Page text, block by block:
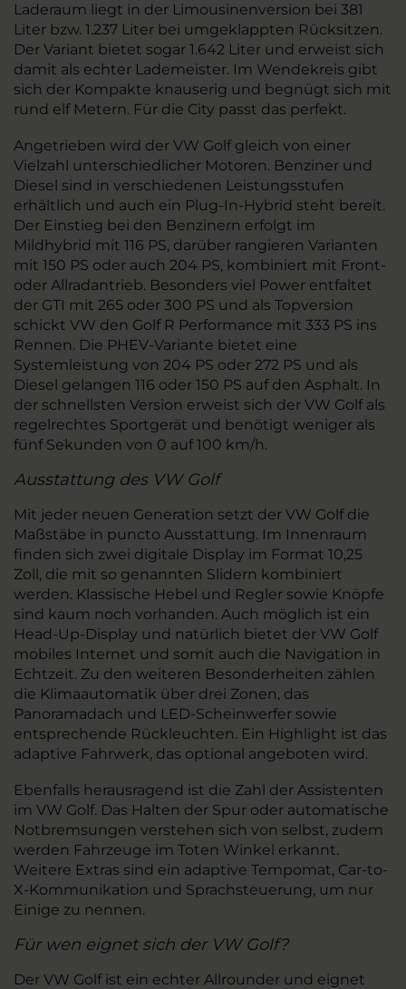
Laderaum liegt in der Limousinenversion bei 381
Liter bzw. 1.237 Liter bei umgeklappten Rücksitzen.
Der Variant bietet sogar 1.642 Liter und erweist sich
damit als echter Lademeister. Im Wendekreis gibt
sich der Kompakte knauserig und begnügt sich mit
rund elf Metern. Für die City passt das perfekt.
Angetrieben wird der VW Golf gleich von einer
Vielzahl unterschiedlicher Motoren. Benziner und
Diesel sind in verschiedenen Leistungsstufen
erhältlich und auch ein Plug-In-Hybrid steht bereit.
Der Einstieg bei den Benzinern erfolgt im
Mildhybrid mit 116 PS, darüber rangieren Varianten
mit 150 PS oder auch 204 PS, kombiniert mit Front-
oder Allradantrieb. Besonders viel Power entfaltet
der GTI mit 265 oder 300 PS und als Topversion
schickt VW den Golf R Performance mit 333 PS ins
Rennen. Die PHEV-Variante bietet eine
Systemleistung von 204 PS oder 272 PS und als
Diesel gelangen 116 oder 150 PS auf den Asphalt. In
der schnellsten Version erweist sich der VW Golf als
regelrechtes Sportgerät und benötigt weniger als
fünf Sekunden von 0 auf 100 km/h.
Ausstattung des VW Golf
Mit jeder neuen Generation setzt der VW Golf die
Maßstäbe in puncto Ausstattung. Im Innenraum
finden sich zwei digitale Display im Format 10,25
Zoll, die mit so genannten Slidern kombiniert
werden. Klassische Hebel und Regler sowie Knöpfe
sind kaum noch vorhanden. Auch möglich ist ein
Head-Up-Display und natürlich bietet der VW Golf
mobiles Internet und somit auch die Navigation in
Echtzeit. Zu den weiteren Besonderheiten zählen
die Klimaautomatik über drei Zonen, das
Panoramadach und LED-Scheinwerfer sowie
entsprechende Rückleuchten. Ein Highlight ist das
adaptive Fahrwerk, das optional angeboten wird.
Ebenfalls herausragend ist die Zahl der Assistenten
im VW Golf. Das Halten der Spur oder automatische
Notbremsungen verstehen sich von selbst, zudem
werden Fahrzeuge im Toten Winkel erkannt.
Weitere Extras sind ein adaptive Tempomat, Car-to-
X-Kommunikation und Sprachsteuerung, um nur
Einige zu nennen.
Für wen eignet sich der VW Golf?
Der VW Golf ist ein echter Allrounder und eignet